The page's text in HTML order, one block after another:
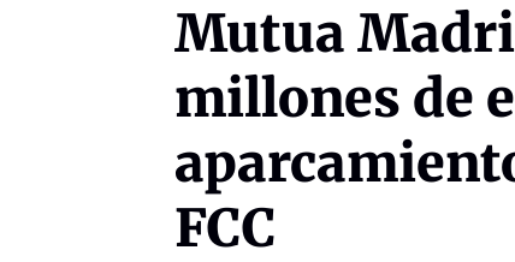
Mutua
millones de
FCC